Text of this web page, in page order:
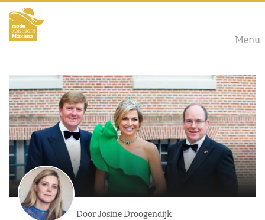
Menu
Door Josine Droogendijk